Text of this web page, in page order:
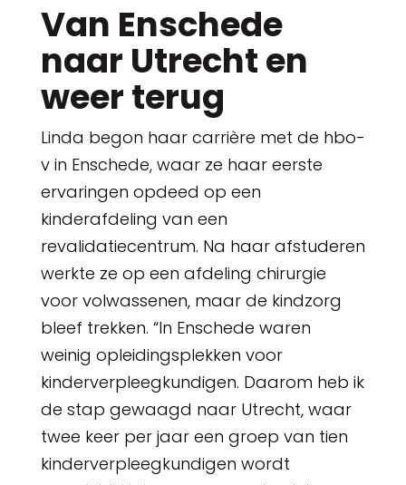
Van Enschede
naar Utrecht en
weer terug
Linda begon haar carrière met de hbo-
v in Enschede, waar ze haar eerste
ervaringen opdeed op een
kinderafdeling van een
revalidatiecentrum. Na haar afstuderen
werkte ze op een afdeling chirurgie
voor volwassenen, maar de kindzorg
bleef trekken. “In Enschede waren
weinig opleidingsplekken voor
kinderverpleegkundigen. Daarom heb ik
de stap gewaagd naar Utrecht, waar
twee keer per jaar een groep van tien
kinderverpleegkundigen wordt